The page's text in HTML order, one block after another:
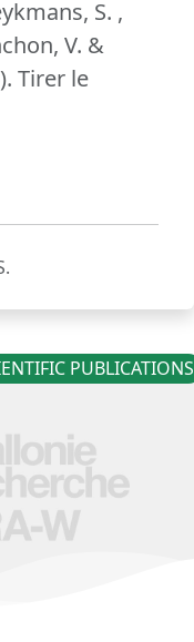
S. ,
V. &
Tirer le
PUBLICATIONS